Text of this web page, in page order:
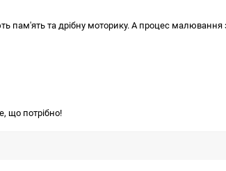
пам'ять та дрібну моторику. А процес малювання
що потрібно!